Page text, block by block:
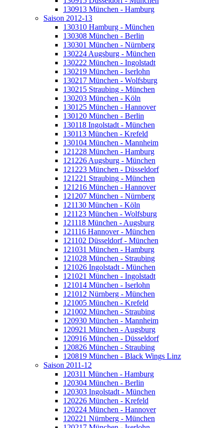
130913 München - Hamburg
Saison 2012-13
130310 Hamburg - München
130308 München - Berlin
130301 München - Nürnberg
130224 Augsburg - München
130222 München - Ingolstadt
130219 München - Iserlohn
130217 München - Wolfsburg
130215 Straubing - München
130203 München - Köln
130125 München - Hannover
130120 München - Berlin
130118 Ingolstadt - München
130113 München - Krefeld
130104 München - Mannheim
121228 München - Hamburg
121226 Augsburg - München
121223 München - Düsseldorf
121221 Straubing - München
121216 München - Hannover
121207 München - Nürnberg
121130 München - Köln
121123 München - Wolfsburg
121118 München - Augsburg
121116 Hannover - München
121102 Düsseldorf - München
121031 München - Hamburg
121028 München - Straubing
121026 Ingolstadt - München
121021 München - Ingolstadt
121014 München - Iserlohn
121012 Nürnberg - München
121005 München - Krefeld
121002 München - Straubing
120930 München - Mannheim
120921 München - Augsburg
120916 München - Düsseldorf
120826 München - Straubing
120819 München - Black Wings Linz
Saison 2011-12
120311 München - Hamburg
120304 München - Berlin
120303 Ingolstadt - München
120226 München - Krefeld
120224 München - Hannover
120221 Nürnberg - München